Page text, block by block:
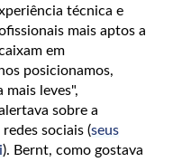
técnica e
mais aptos a
em
posicionamos,
leves",
sobre a
sociais (seus
). Bernt, como gostava